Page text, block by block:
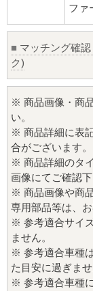
ファ
■ マッチング確
ク)
※ 商品画像・商
い。
※ 商品詳細に表
合がございます。
※ 商品詳細のタ
画像にてご確認下
※ 商品画像や商
専用部品等は、
※ 参考適合サイ
ません。
※ 参考適合車種
た目安に過ぎませ
※ 参考適合車種